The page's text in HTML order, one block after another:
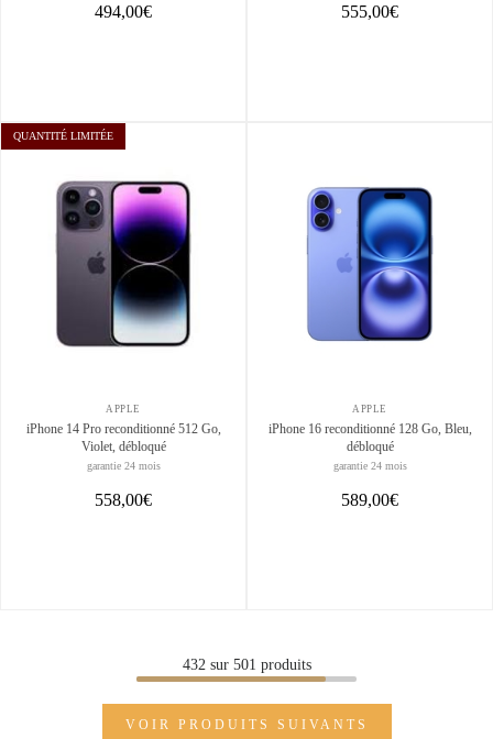
494,00€ 555,00€
QUANTITÉ LIMITÉE
APPLE
iPhone 14 Pro reconditionné 512 Go,
Violet, débloqué
garantie 24 mois
558,00€
APPLE
iPhone 16 reconditionné 128 Go, Bleu,
débloqué
garantie 24 mois
589,00€
432sur 501 produits
VOIR PRODUITS SUIVANTS